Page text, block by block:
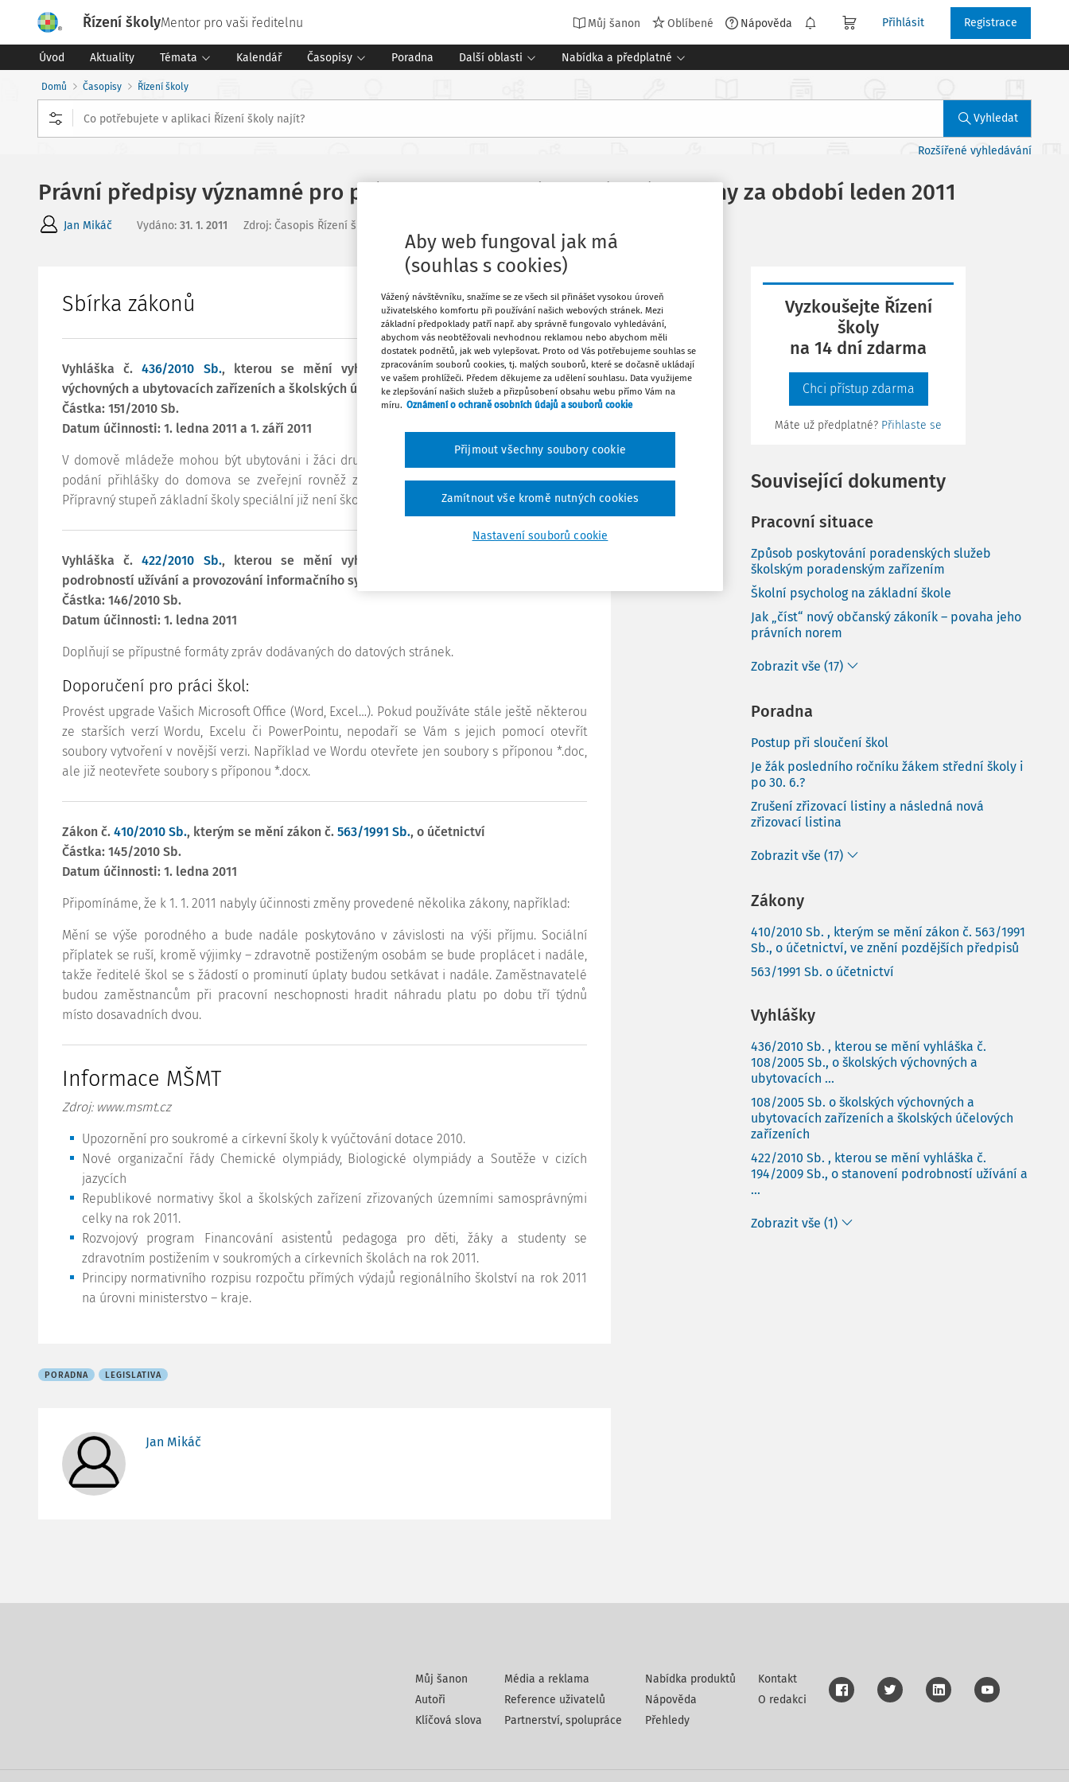
Řízení školyMentor pro vaši ředitelnu Můj šanon Oblíbené Nápověda Přihlásit Registrace
Úvod Aktuality Témata Kalendář Časopisy Poradna Další oblasti Nabídka a předplatné
Domů Časopisy Řízení školy
Vyhledat
Rozšířené vyhledávání
Právní předpisy významné pro práci škol a školských zařízení - Změny za období leden 2011
Jan Mikáč Vydáno: 31. 1. 2011 Zdroj: Časopis Řízení školy
Sbírka zákonů
Vyhláška č.436/2010 Sb., kterou se mění vyhláška č.108/2005 Sb., o školských
výchovných a ubytovacích zařízeních a školských účelových zařízeních
Částka: 151/2010 Sb.
Datum účinnosti: 1. ledna 2011 a 1. září 2011
V domově mládeže mohou být ubytováni i žáci druhého stupně základní školy. Termín pro
podání přihlášky do domova se zveřejní rovněž způsobem umožňujícím dálkový přístup.
Přípravný stupeň základní školy speciální již není školské účelové zařízení.
Vyhláška č.422/2010 Sb., kterou se mění vyhláška č.
podrobností užívání a provozování informačního systému datových schránek
Částka: 146/2010 Sb.
Datum účinnosti: 1. ledna 2011
Doplňují se přípustné formáty zpráv dodávaných do datových stránek.
Doporučení pro práci škol:
Provést upgrade Vašich Microsoft Office (Word, Excel…). Pokud používáte stále ještě některou
ze starších verzí Wordu, Excelu či PowerPointu, nepodaří se Vám s jejich pomocí otevřít
soubory vytvoření v novější verzi. Například ve Wordu otevřete jen soubory s příponou *.doc,
ale již neotevřete soubory s příponou *.docx.
Zákon č. 410/2010 Sb., kterým se mění zákon č. 563/1991 Sb., o účetnictví
Částka: 145/2010 Sb.
Datum účinnosti: 1. ledna 2011
Připomínáme, že k 1. 1. 2011 nabyly účinnosti změny provedené několika zákony, například:
Mění se výše porodného a bude nadále poskytováno v závislosti na výši příjmu. Sociální
příplatek se ruší, kromě výjimky – zdravotně postiženým osobám se bude proplácet i nadále,
takže ředitelé škol se s žádostí o prominutí úplaty budou setkávat i nadále. Zaměstnavatelé
budou zaměstnancům při pracovní neschopnosti hradit náhradu platu po dobu tří týdnů
místo dosavadních dvou.
Informace MŠMT
Zdroj: www.msmt.cz
Upozornění pro soukromé a církevní školy k vyúčtování dotace 2010.
Nové organizační řády Chemické olympiády, Biologické olympiády a Soutěže v cizích
jazycích
Republikové normativy škol a školských zařízení zřizovaných územními samosprávnými
celky na rok 2011.
Rozvojový program Financování asistentů pedagoga pro děti, žáky a studenty se
zdravotním postižením v soukromých a církevních školách na rok 2011.
Principy normativního rozpisu rozpočtu přímých výdajů regionálního školství na rok 2011
na úrovni ministerstvo – kraje.
PORADNA LEGISLATIVA
Jan Mikáč
Oblíbené
Stáhnout
Tisknout
Vyzkoušejte Řízení
školy
na 14 dní zdarma
Chci přístup zdarma
Máte už předplatné? Přihlaste se
Související dokumenty
Pracovní situace
Způsob poskytování poradenských služeb
školským poradenským zařízením
Školní psycholog na základní škole
Jak „číst“ nový občanský zákoník – povaha jeho
právních norem
Zobrazit vše (17)
Poradna
Postup při sloučení škol
Je žák posledního ročníku žákem střední školy i
po 30. 6.?
Zrušení zřizovací listiny a následná nová
zřizovací listina
Zobrazit vše (17)
Zákony
410/2010 Sb. , kterým se mění zákon č. 563/1991
Sb., o účetnictví, ve znění pozdějších předpisů
563/1991 Sb. o účetnictví
Vyhlášky
436/2010 Sb. , kterou se mění vyhláška č.
108/2005 Sb., o školských výchovných a
ubytovacích ...
108/2005 Sb. o školských výchovných a
ubytovacích zařízeních a školských účelových
zařízeních
422/2010 Sb. , kterou se mění vyhláška č.
194/2009 Sb., o stanovení podrobností užívání a
...
Zobrazit vše (1)
Můj šanon
Autoři
Klíčová slova
Média a reklama
Reference uživatelů
Partnerství, spolupráce
Nabídka produktů
Nápověda
Přehledy
Kontakt
O redakci
Aby web fungoval jak má
(souhlas s cookies)
Vážený návštěvníku, snažíme se ze všech sil přinášet vysokou úroveň
uživatelského komfortu při používání našich webových stránek. Mezi
základní předpoklady patří např. aby správně fungovalo vyhledávání,
abychom vás neobtěžovali nevhodnou reklamou nebo abychom měli
dostatek podnětů, jak web vylepšovat. Proto od Vás potřebujeme souhlas se
zpracováním souborů cookies, tj. malých souborů, které se dočasně ukládají
ve vašem prohlížeči. Předem děkujeme za udělení souhlasu. Data využijeme
ke zlepšování našich služeb a přizpůsobení obsahu webu přímo Vám na
míru. Oznámení o ochraně osobních údajů a souborů cookie
Nastavení souborů cookie
Zamítnout vše kromě nutných cookies
Přijmout všechny soubory cookie